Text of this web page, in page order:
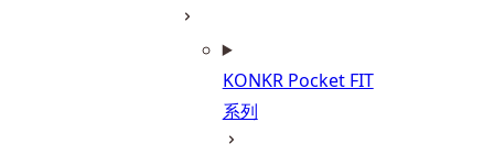
KONKR Pocket FIT
系列